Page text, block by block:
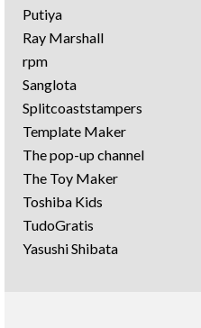
Putiya
Ray Marshall
rpm
Sanglota
Splitcoaststampers
Template Maker
The pop-up channel
The Toy Maker
Toshiba Kids
TudoGratis
Yasushi Shibata